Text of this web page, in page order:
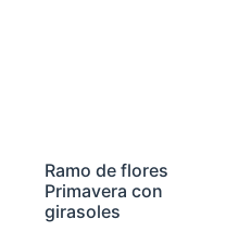
Ramo de flores
Primavera con
girasoles